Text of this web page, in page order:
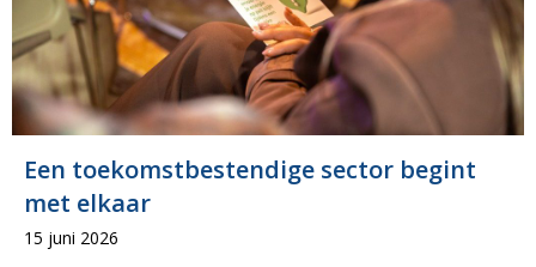
Een toekomstbestendige sector begint
met elkaar
15 juni 2026